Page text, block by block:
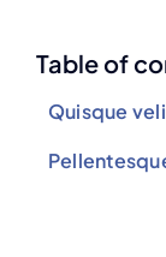
Table of
Quisque